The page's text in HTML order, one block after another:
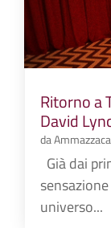
Ritorno a
David
da
Già dai
universo...